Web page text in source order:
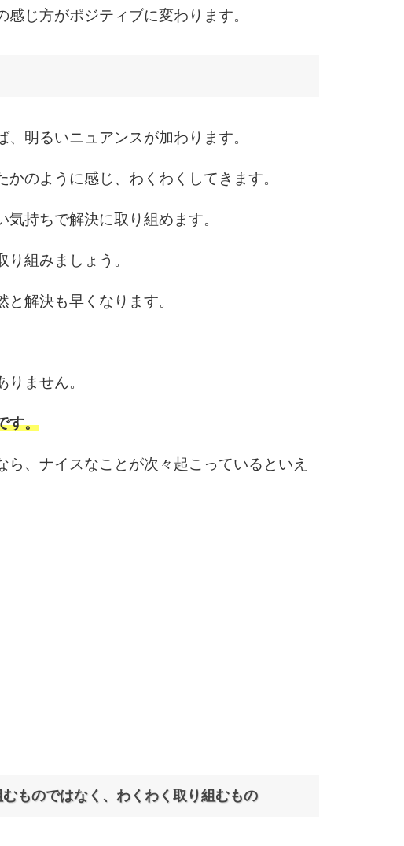
じ方がポジティブに変わります。
、明るいニュアンスが加わります。
のように感じ、わくわくしてきます。
気持ちで解決に取り組めます。
組みましょう。
解決も早くなります。
りません。
す。
ら、ナイスなことが次々起こっているといえ
ものではなく、わくわく取り組むもの